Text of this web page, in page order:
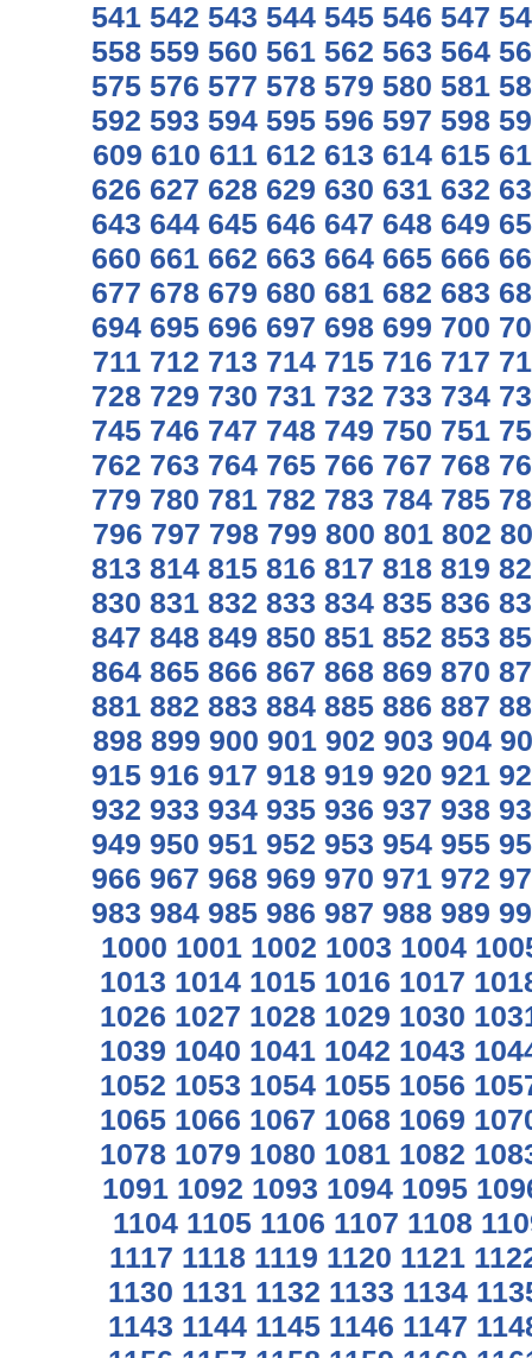
541 542 543 544 545 546 547
558 559 560 561 562 563 564
575 576 577 578 579 580 581
592 593 594 595 596 597 598
609 610 611 612 613 614 615
626 627 628 629 630 631 632
643 644 645 646 647 648 649
660 661 662 663 664 665 666
677 678 679 680 681 682 683
694 695 696 697 698 699 700
711 712 713 714 715 716 717
728 729 730 731 732 733 734
745 746 747 748 749 750 751
762 763 764 765 766 767 768
779 780 781 782 783 784 785
796 797 798 799 800 801 802
813 814 815 816 817 818 819
830 831 832 833 834 835 836
847 848 849 850 851 852 853
864 865 866 867 868 869 870
881 882 883 884 885 886 887
898 899 900 901 902 903 904
915 916 917 918 919 920 921
932 933 934 935 936 937 938
949 950 951 952 953 954 955
966 967 968 969 970 971 972
983 984 985 986 987 988 989
1000 1001 1002 1003 1004
1013 1014 1015 1016 1017
1026 1027 1028 1029 1030
1039 1040 1041 1042 1043
1052 1053 1054 1055 1056
1065 1066 1067 1068 1069
1078 1079 1080 1081 1082
1091 1092 1093 1094 1095
1104 1105 1106 1107 1108
1117 1118 1119 1120 1121
1130 1131 1132 1133 1134
1143 1144 1145 1146 1147